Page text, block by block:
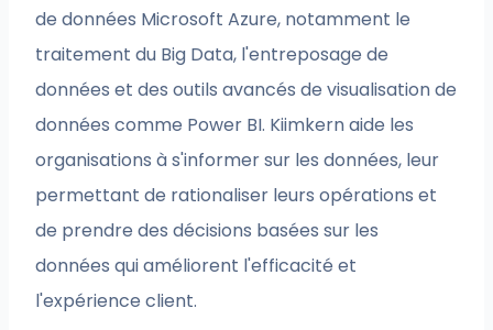
de données Microsoft Azure, notamment le
traitement du Big Data, l'entreposage de
données et des outils avancés de visualisation de
données comme Power BI. Kiimkern aide les
organisations à s'informer sur les données, leur
permettant de rationaliser leurs opérations et
de prendre des décisions basées sur les
données qui améliorent l'efficacité et
l'expérience client.